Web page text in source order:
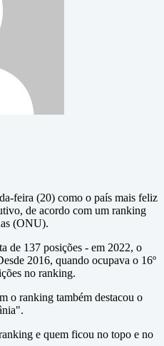
feira (20) como o país mais feliz
de acordo com um ranking
(ONU).
de 137 posições - em 2022, o
2016, quando ocupava o 16º
no ranking.
o ranking também destacou o
e quem ficou no topo e no